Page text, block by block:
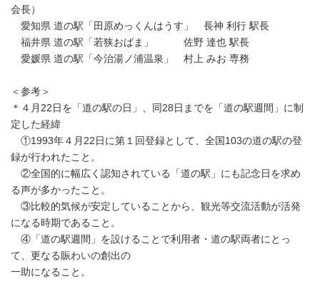
会長）
愛知県 道の駅「田原めっくんはうす」 長神 利行 駅長
福井県 道の駅「若狭おばま」 佐野 達也 駅長
愛媛県 道の駅「今治湯ノ浦温泉」 村上 みお 専務
＜参考＞
＊４月22日を「道の駅の日」、同28日までを「道の駅週間」に制
定した経緯
①1993年４月22日に第１回登録として、全国103の道の駅の登
録が行われたこと。
②全国的に幅広く認知されている「道の駅」にも記念日を求め
る声が多かったこと。
③比較的気候が安定していることから、観光等交流活動が活発
になる時期であること。
④「道の駅週間」を設けることで利用者・道の駅両者にとっ
て、更なる賑わいの創出の
一助になること。